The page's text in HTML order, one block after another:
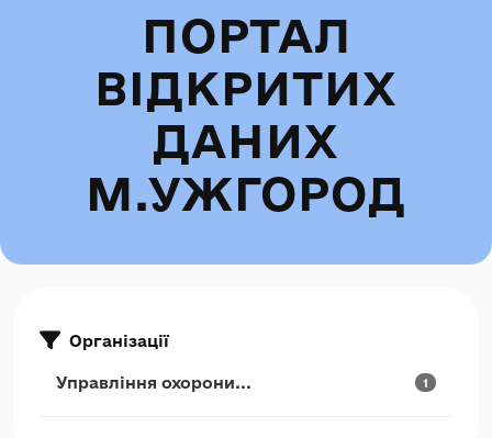
ПОРТАЛ
ВІДКРИТИХ
ДАНИХ
М.УЖГОРОД
Організації
Управління охорони... 1